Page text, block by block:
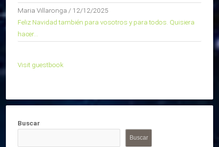
Maria Villaronga / 12/12/2025
Feliz Navidad también para vosotros y para todos. Quisiera
hacer...
Visit guestbook
Buscar
Buscar